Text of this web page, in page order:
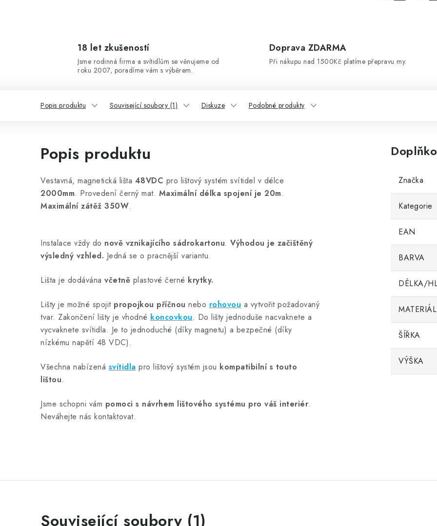
18 let zkušeností
Jsme rodinná firma a svítidlům se věnujeme od
roku 2007, poradíme vám s výběrem.
Doprava ZDARMA
Při nákupu nad 1500Kč platíme přepravu my.
Popis produktu Související soubory (1) Diskuze Podobné produkty
Popis produktu
Vestavná, magnetická lišta 48VDC pro lištový systém svítidel v délce
2000mm. Provedení černý mat. Maximální délka spojení je 20m.
Maximální zátěž 350W.
Instalace vždy do nově vznikajícího sádrokartonu. Výhodou je začištěný
výsledný vzhled. Jedná se o pracnější variantu.
Lišta je dodávána včetně plastové černé krytky.
Lišty je možné spojit propojkou příčnou nebo rohovou a vytvořit požadovaný
tvar. Zakončení lišty je vhodné koncovkou. Do lišty jednoduše nacvaknete a
vycvaknete svítidla. Je to jednoduché (díky magnetu) a bezpečné (díky
nízkému napětí 48 VDC).
Všechna nabízená svítidla pro lištový systém jsou kompatibilní s touto
lištou.
Jsme schopni vám pomoci s návrhem lištového systému pro váš interiér.
Neváhejte nás kontaktovat.
Značka
Kategorie
EAN
BARVA
DÉLKA/
MATERIÁL
ŠÍŘKA
VÝŠKA
Související soubory (1)